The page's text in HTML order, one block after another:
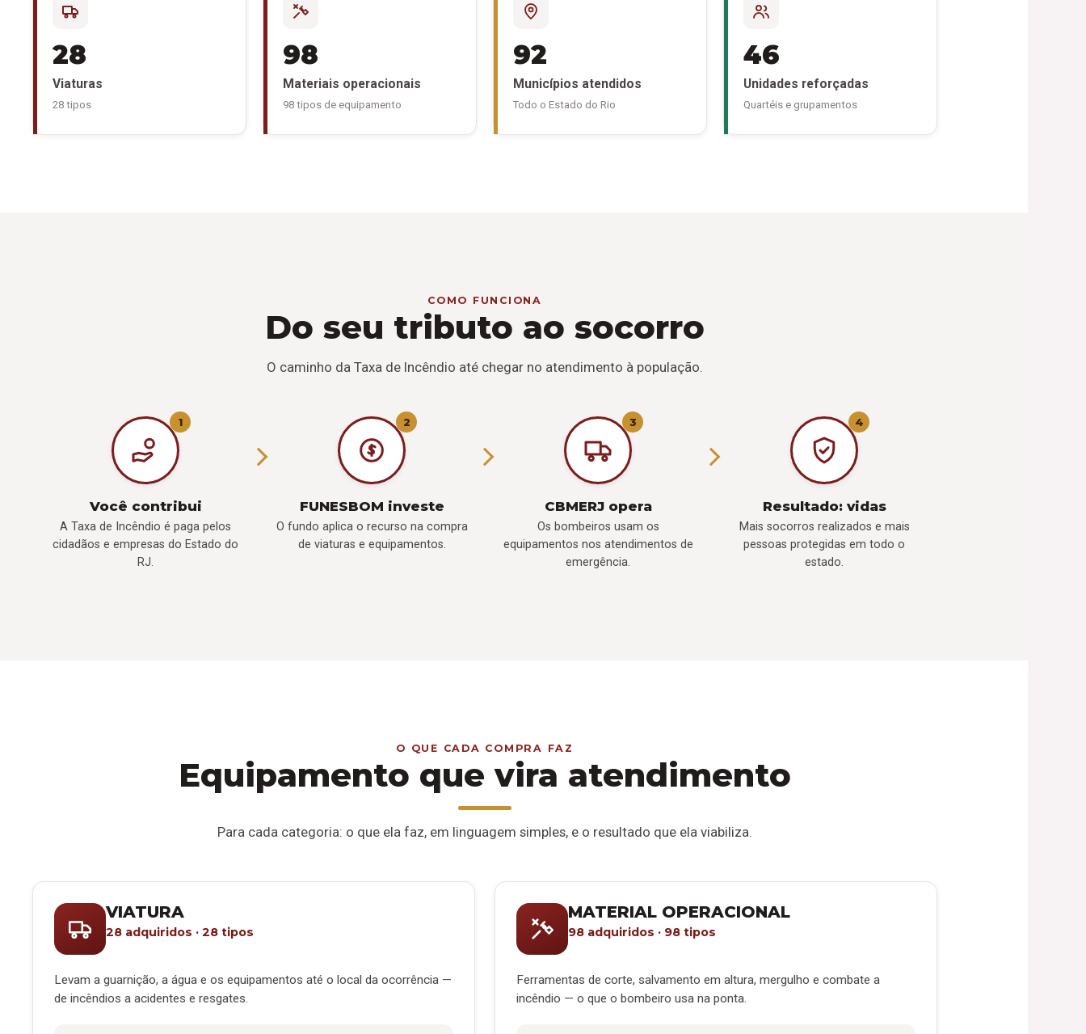
28
Viaturas
28 tipos
98
Materiais operacionais
98 tipos de equipamento
92
Municípios atendidos
Todo o Estado do Rio
46
Unidades reforçadas
Quartéis e grupamentos
COMO FUNCIONA
Do seu tributo ao socorro
O caminho da Taxa de Incêndio até chegar no atendimento à população.
1
Você contribui
A Taxa de Incêndio é paga pelos
cidadãos e empresas do Estado do
RJ.
2
FUNESBOM investe
O fundo aplica o recurso na compra
de viaturas e equipamentos.
3
CBMERJ opera
Os bombeiros usam os
equipamentos nos atendimentos de
emergência.
4
Resultado: vidas
Mais socorros realizados e mais
pessoas protegidas em todo o
estado.
O QUE CADA COMPRA FAZ
Equipamento que vira atendimento
Para cada categoria: o que ela faz, em linguagem simples, e o resultado que ela viabiliza.
VIATURA
28 adquiridos · 28 tipos
Levam a guarnição, a água e os equipamentos até o local da ocorrência —
de incêndios a acidentes e resgates.
MATERIAL OPERACIONAL
98 adquiridos · 98 tipos
Ferramentas de corte, salvamento em altura, mergulho e combate a
incêndio — o que o bombeiro usa na ponta.